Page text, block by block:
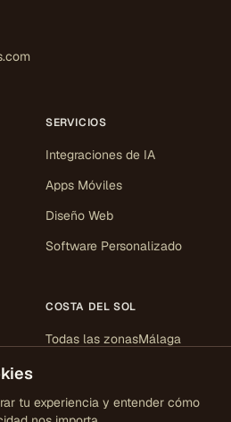
SERVICIOS
Integraciones de IA
Apps Móviles
Diseño Web
Software Personalizado
COSTA DEL SOL
Todas las zonasMálaga
Gibraltar
tu experiencia y entender cómo